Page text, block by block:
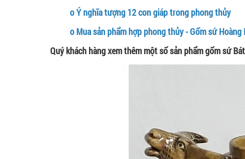
oÝ nghĩa tượng 12 con giáp trong phong thủy
o Mua sản phẩm hợp phong thủy - Gốm sứ Hoàng
Quý khách hàng xem thêm một số sản phẩm gốm sứ